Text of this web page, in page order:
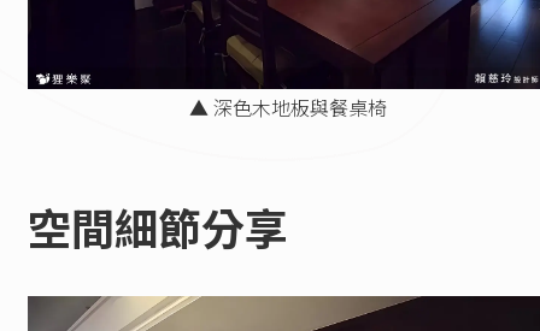
▲ 深色木地板與餐桌椅
空間細節分享